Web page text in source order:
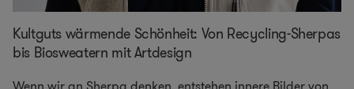
Kultguts wärmende Schönheit: Von Recycling-Sherpas
bis Biosweatern mit Artdesign